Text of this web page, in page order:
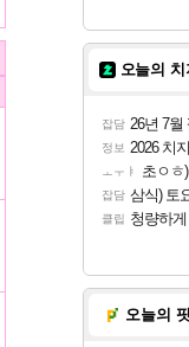
오늘의 치
잡담 26년 7월 팔
정보 2026 치
ㅗㅜㅑ 초ㅇㅎ
잡담 삼식) 토
클립 청량하게
오늘의